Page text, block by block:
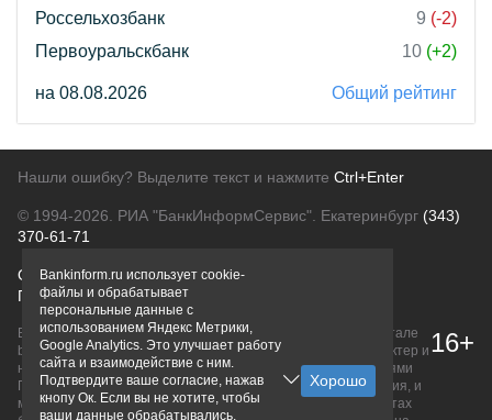
Россельхозбанк
9 (-2)
Первоуральскбанк
10 (+2)
на 08.08.2026 Общий рейтинг
Нашли ошибку? Выделите текст и нажмите Ctrl+Enter
© 1994-2026. РИА "БанкИнформСервис". Екатеринбург (343)
370-61-71
О проектеПолитика конфиденциальности
Правовая информацияДля рекламодателей
Вся информация о продуктах банков, размещенная на портале
bankinform.ru, носит исключительно ознакомительный характер и
не является публичной офертой, определяемой положениями
ГК РФ. Информация не содержит точного и полного описания, и
может быть изменена. Конечные условия уточняйте на сайтах
16+
Bankinform.ru использует cookie-
файлы и обрабатывает
персональные данные с
использованием Яндекс Метрики,
Google Analytics. Это улучшает работу
сайта и взаимодействие с ним.
Подтвердите ваше согласие, нажав
кнопу Ок. Если вы не хотите, чтобы
ваши данные обрабатывались,